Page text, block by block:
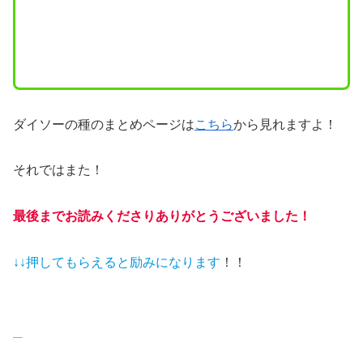
ダイソーの種のまとめページはこちらから見れますよ！
それではまた！
最後までお読みくださりありがとうございました！
↓↓押してもらえると 励みになります ！！